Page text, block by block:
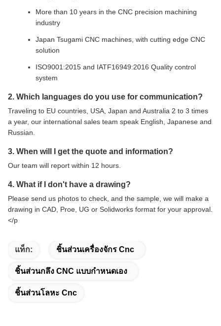
More than 10 years in the CNC precision machining
industry
Japan Tsugami CNC machines, with cutting edge CNC
solution
ISO9001:2015 and IATF16949:2016 Quality control
system
2. Which languages do you use for communication?
Traveling to EU countries, USA, Japan and Australia 2 to 3 times
a year, our international sales team speak English, Japanese and
Russian.
3. When will I get the quote and information?
Our team will report within 12 hours.
4. What if I don't have a drawing?
Please send us photos to check, and the sample, we will make a
drawing in CAD, Proe, UG or Solidworks format for your approval.
</p
แท็ก: ชิ้นส่วนเครื่องจักร Cnc
ชิ้นส่วนกลึง CNC แบบกำหนดเอง
ชิ้นส่วนโลหะ Cnc